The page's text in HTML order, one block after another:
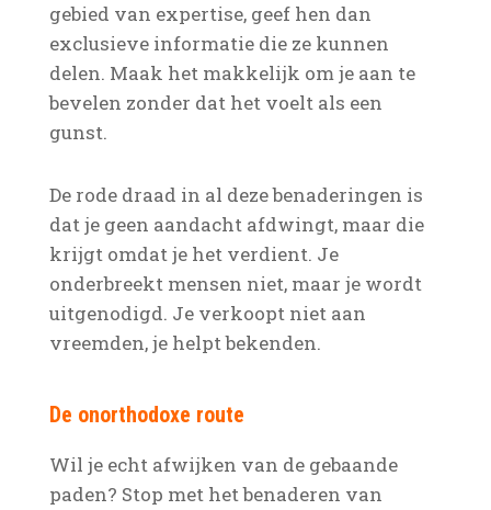
gebied van expertise, geef hen dan
exclusieve informatie die ze kunnen
delen. Maak het makkelijk om je aan te
bevelen zonder dat het voelt als een
gunst.
De rode draad in al deze benaderingen is
dat je geen aandacht afdwingt, maar die
krijgt omdat je het verdient. Je
onderbreekt mensen niet, maar je wordt
uitgenodigd. Je verkoopt niet aan
vreemden, je helpt bekenden.
De onorthodoxe route
Wil je echt afwijken van de gebaande
paden? Stop met het benaderen van